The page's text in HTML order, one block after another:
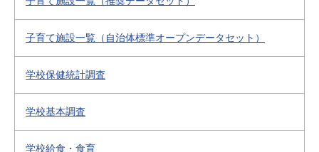
子育て施設一覧（自治体標準オープンデータセット）
学校保健統計調査
学校基本調査
学校給食・食育